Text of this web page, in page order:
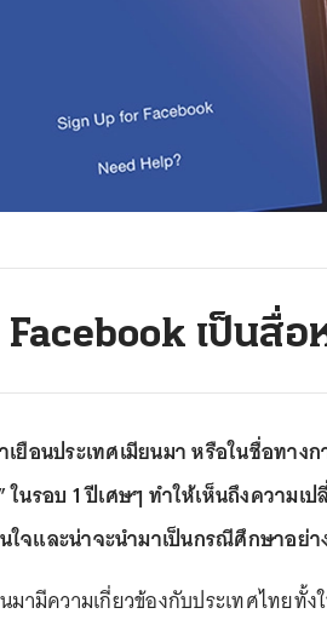
เป็นสื่อ
ยือนประเทศเมียนมา หรือในชื่อทาง
นรอบ 1 ปีเศษๆ ทำให้เห็นถึงความเ
จและน่าจะนำมาเป็นกรณีศึกษาอย่า
มามีความเกี่ยวข้องกับประเทศไทยทั้ง